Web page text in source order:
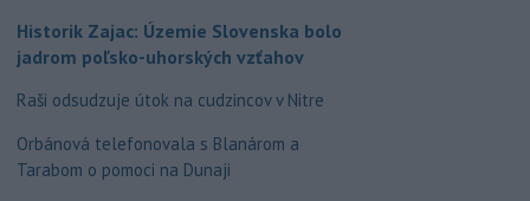
Historik Zajac: Územie Slovenska bolo
jadrom poľsko-uhorských vzťahov
Raši odsudzuje útok na cudzincov v Nitre
Orbánová telefonovala s Blanárom a
Tarabom o pomoci na Dunaji